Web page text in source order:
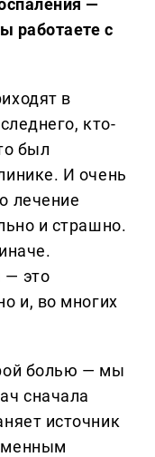
работаете с
в
кто-
был
И очень
лечение
и страшно.
— это
и, во многих
болью — мы
сначала
источник